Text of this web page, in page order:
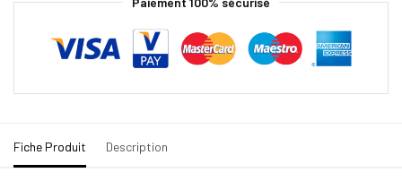
Fiche Produit Description